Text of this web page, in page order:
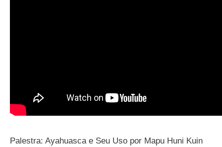
Palestra: Ayahuasca e Seu Uso por Mapu Huni Kuin